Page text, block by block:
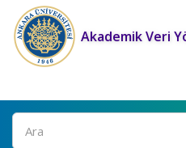
Akademik Veri
Ara